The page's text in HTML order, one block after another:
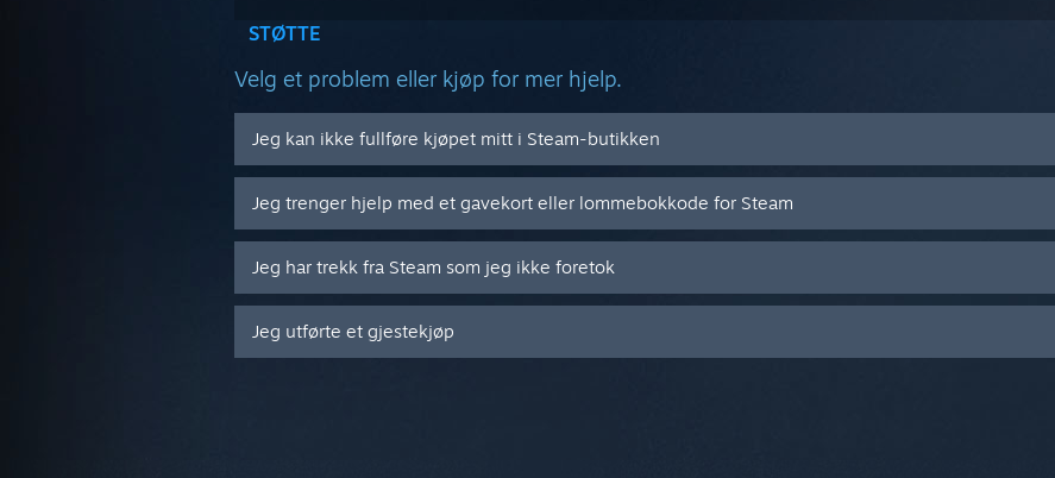
STØTTE
Velg et problem eller kjøp for mer hjelp.
Jeg kan ikke fullføre kjøpet mitt i Steam-butikken
Jeg trenger hjelp med et gavekort eller lommebokkode for Steam
Jeg har trekk fra Steam som jeg ikke foretok
Jeg utførte et gjestekjøp